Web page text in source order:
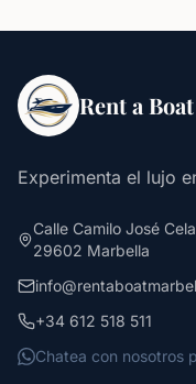
Rent a
Experimenta el lujo
Calle Camilo José
29602 Marbella
+34 612 518 511
Chatea con nosotros